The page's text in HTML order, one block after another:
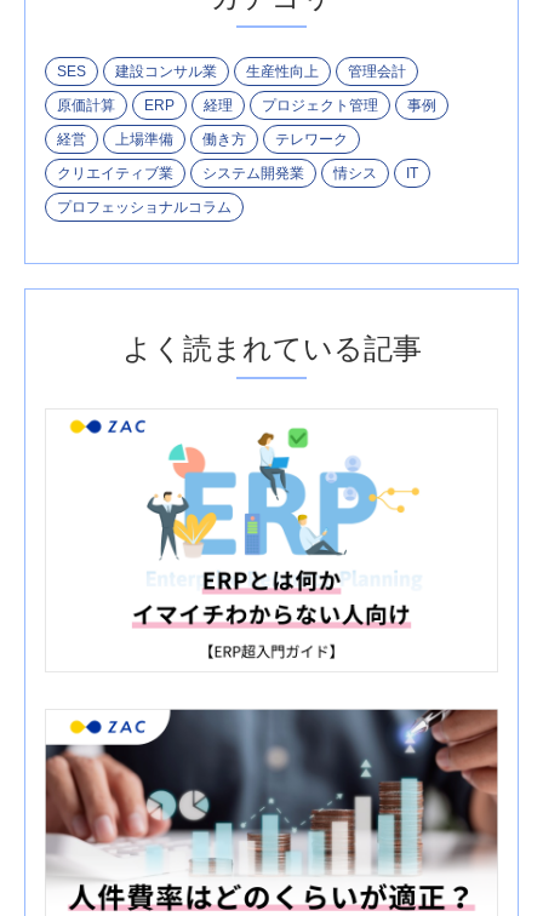
SES 建設コンサル業 生産性向上
管理会計
原価計算
ERP 経理 プロジェクト管理
事例
経営
上場準備 働き方
テレワーク
クリエイティブ業
システム開発業 情シス
IT
プロフェッショナルコラム
よく読まれている記事